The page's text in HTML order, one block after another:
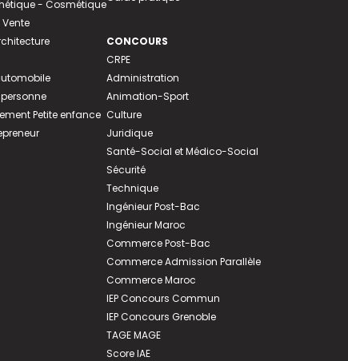
- Cosmétique
Petite enfance
CONCOURS
CRPE
Administration
Animation-Sport
Culture
Juridique
Santé-Social et Médico-Social
Sécurité
Technique
Ingénieur Post-Bac
Ingénieur Maroc
Commerce Post-Bac
Commerce Admission Parallèle
Commerce Maroc
IEP Concours Commun
IEP Concours Grenoble
TAGE MAGE
Score IAE